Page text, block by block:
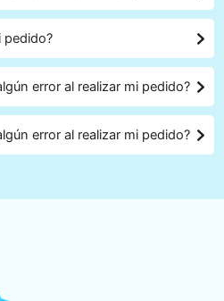
pedido?
error al realizar mi pedido?
error al realizar mi pedido?